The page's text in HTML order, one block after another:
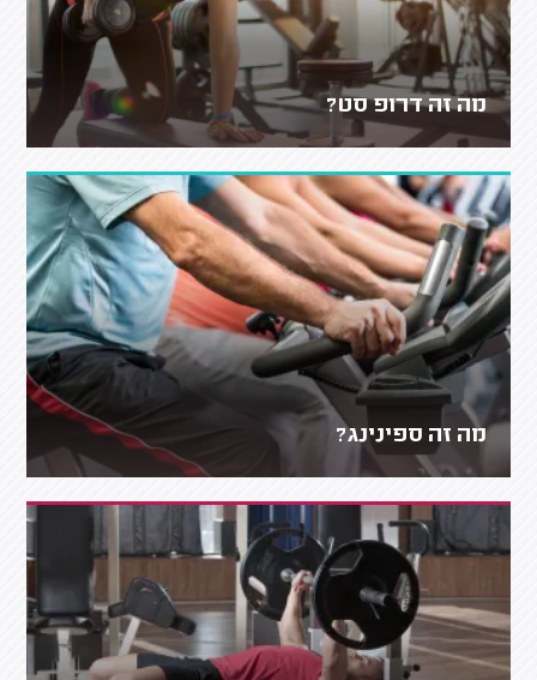
מה זה דרופ סט?
מה זה ספינינג?